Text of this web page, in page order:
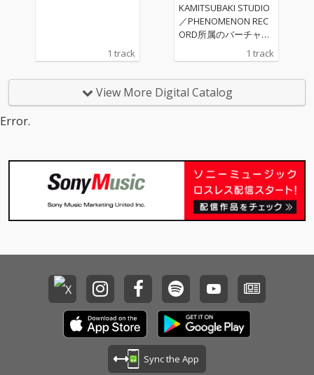
るボカロP・ナナホシ
手がけ、LiSAが歌唱を
担当した一曲。確かな
ウンドが重なり合い、
MAISONdesならでは
の新たな“部屋”が描き
出されている。
1 track
KAMITSUBAKI STUDIO
／PHENOMENON REC
ORD所属のバーチャル
シンガー・ヰ世界情緒
が、音楽プロジェクト
クメイカー・弌誠によ
るコラボ楽曲「連れ出
1 track
View More Digital Catalog
Error.
Sync the App